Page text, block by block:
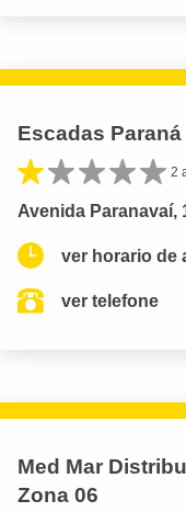
Escadas
2
Avenida Paranavaí,
ver horario de
ver telefone
Med Mar
Zona 06